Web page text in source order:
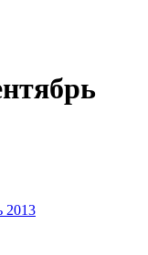
2013